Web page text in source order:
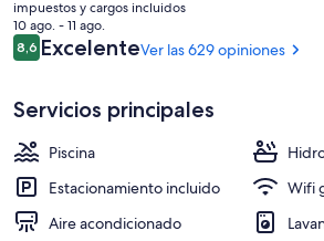
2 piscinas
es
de
US$ 330
impuestos y cargos incluidos
10 ago. - 11 ago.
Opiniones
8,68,6 de 10
ExcelenteVer las 629 opiniones
Servicios principales
Piscina
Estacionamiento incluido
Wifi
Aire acondicionado